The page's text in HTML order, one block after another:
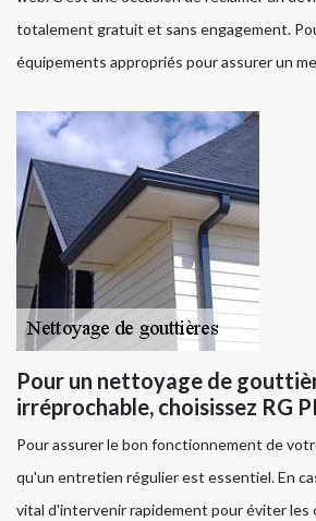
totalement gratuit et sans engagement.
équipements appropriés pour assurer un
Pour un nettoyage de
irréprochable, choisissez RG
Pour assurer le bon fonctionnement de
qu'un entretien régulier est essentiel. En
vital d'intervenir rapidement pour éviter